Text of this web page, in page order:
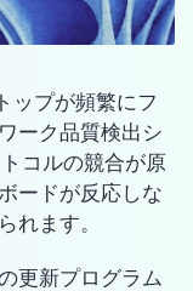
ップが頻繁にフ
ーク品質検出シ
コルの競合が原
ードが反応しな
れます。
更新プログラム